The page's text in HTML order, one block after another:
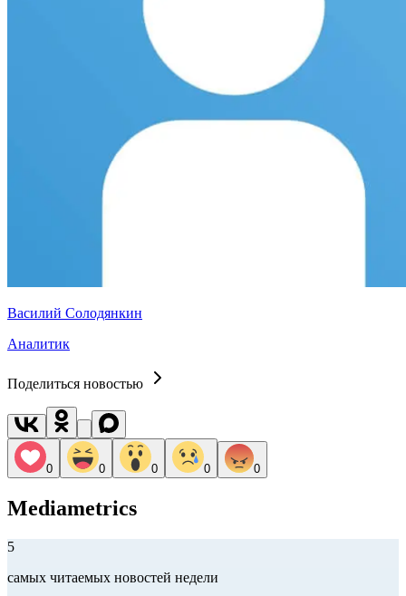
Василий Солодянкин
Аналитик
Поделиться новостью
0 0 0 0 0
Mediametrics
5
самых читаемых новостей недели